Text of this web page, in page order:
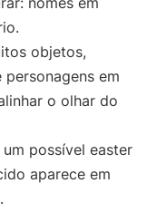
objetos,
em
o olhar do
possível easter
aparece em